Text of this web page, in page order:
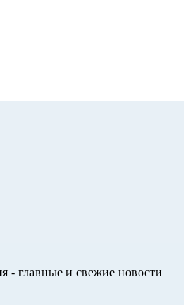
- главные и свежие новости